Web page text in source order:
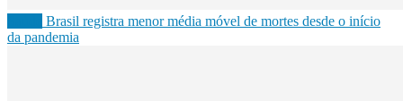
Brasil registra menor média móvel de mortes desde o início
da pandemia